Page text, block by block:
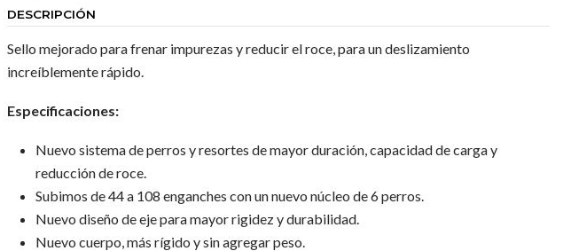
DESCRIPCIÓN
Sello mejorado para frenar impurezas y reducir el roce, para un deslizamiento
increíblemente rápido.
Especificaciones:
Nuevo sistema de perros y resortes de mayor duración, capacidad de carga y
reducción de roce.
Subimos de 44 a 108 enganches con un nuevo núcleo de 6 perros.
Nuevo diseño de eje para mayor rigidez y durabilidad.
Nuevo cuerpo, más rígido y sin agregar peso.